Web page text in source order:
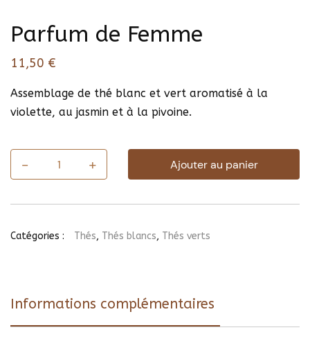
Parfum de Femme
11,50 €
Assemblage de thé blanc et vert aromatisé à la
violette, au jasmin et à la pivoine.
-
quantité
de
+ Ajouter au panier
Catégories : Thés, Thés blancs, Thés verts
Informations complémentaires